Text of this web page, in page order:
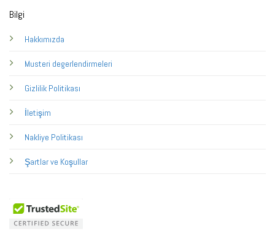
Bilgi
Hakkımızda
Musteri degerlendirmeleri
Gizlilik Politikası
İletişim
Nakliye Politikası
Şartlar ve Koşullar